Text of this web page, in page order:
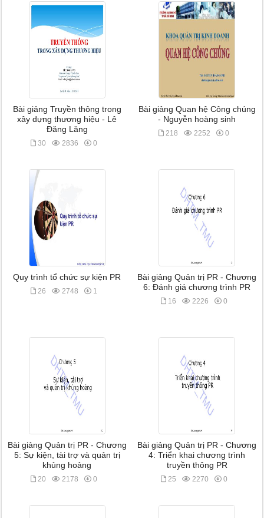
Bài giảng Truyền thông trong
xây dựng thương hiệu - Lê
Đăng Lăng
30 2836 0
Bài giảng Quan hệ Công chúng
- Nguyễn hoàng sinh
218 2252 0
Quy trình tổ chức sự kiện PR
26 2748 1
Bài giảng Quản trị PR - Chương
6: Đánh giá chương trình PR
16 2226 0
Bài giảng Quản trị PR - Chương
5: Sự kiện, tài trợ và quản trị
khủng hoảng
20 2178 0
Bài giảng Quản trị PR - Chương
4: Triển khai chương trình
truyền thông PR
25 2270 0